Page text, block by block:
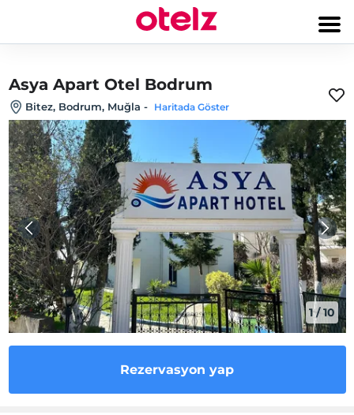
Asya Apart Otel Bodrum
Bitez, Bodrum, Muğla - Haritada Göster
1/10
Rezervasyon yap